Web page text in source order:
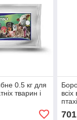
0.5 кг для
тварин і
всіх
701